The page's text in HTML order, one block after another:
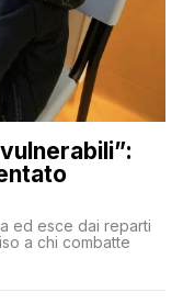
ed esce dai reparti
a chi combatte